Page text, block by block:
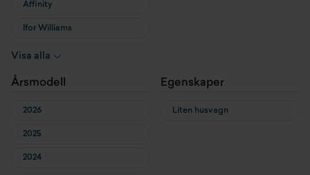
Affinity
Ifor Williams
KABE
Sun Living
Visa alla
Årsmodell
2026
2025
2024
Egenskaper
Liten husvagn